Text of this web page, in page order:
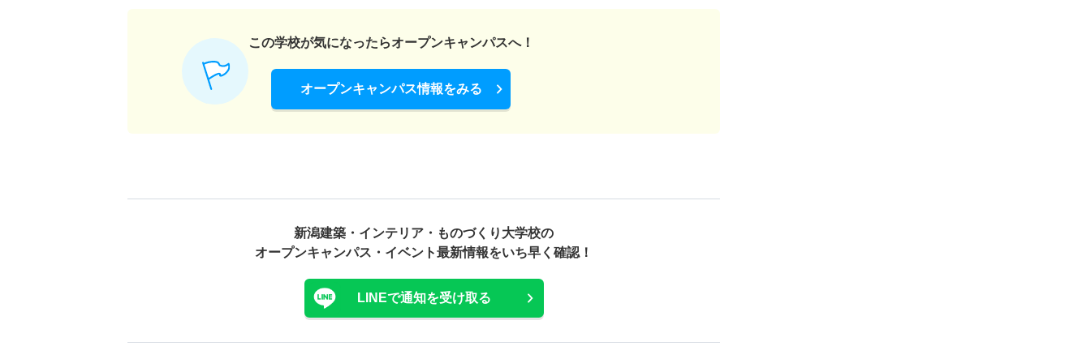
この学校が気になったらオープンキャンパスへ！
オープンキャンパス情報をみる
新潟建築・インテリア・ものづくり大学校の
オープンキャンパス・ イベント最新情報をいち早く確認！
LINEで通知を受け取る